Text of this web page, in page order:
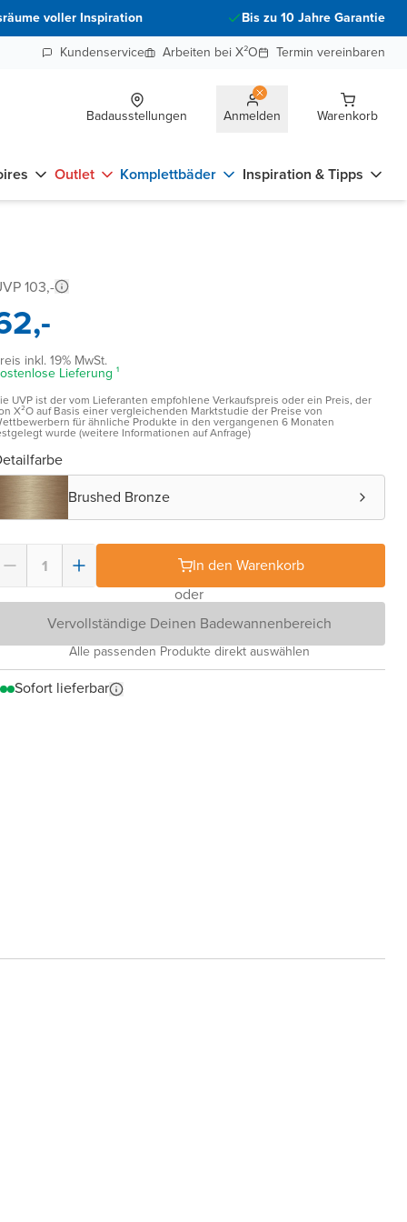
voller Inspiration
Bis zu 10 Jahre Garantie
Kundenservice
Arbeiten bei X²O Termin vereinbaren
Badausstellungen Anmelden Warenkorb
Outlet Komplettbäder Inspiration & Tipps
103,-
inkl. 19% MwSt.
Lieferung ¹
UVP ist der vom Lieferanten empfohlene Verkaufspreis oder ein Preis, der
X²O auf Basis einer vergleichenden Marktstudie der Preise von
für ähnliche Produkte in den vergangenen 6 Monaten
wurde (weitere Informationen auf Anfrage)
Brushed Bronze
In den Warenkorb
oder
Vervollständige Deinen Badewannenbereich
Alle passenden Produkte direkt auswählen
Sofort lieferbar